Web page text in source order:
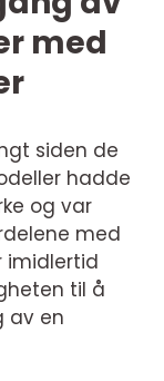
med
siden de
hadde
og var
med
imidlertid
til å
av en